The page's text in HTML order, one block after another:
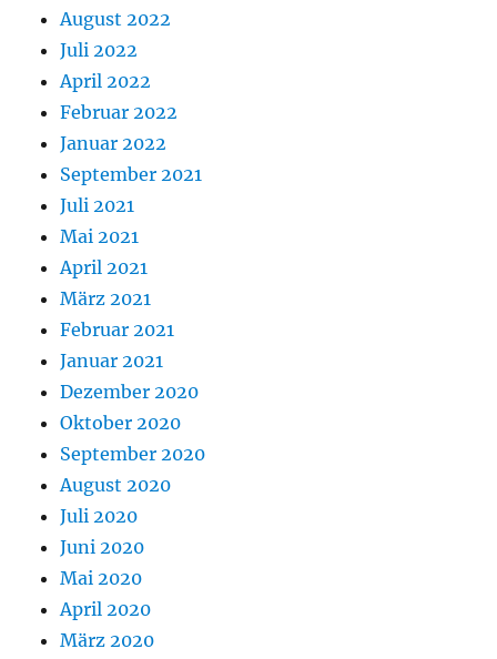
August 2022
Juli 2022
April 2022
Februar 2022
Januar 2022
September 2021
Juli 2021
Mai 2021
April 2021
März 2021
Februar 2021
Januar 2021
Dezember 2020
Oktober 2020
September 2020
August 2020
Juli 2020
Juni 2020
Mai 2020
April 2020
März 2020